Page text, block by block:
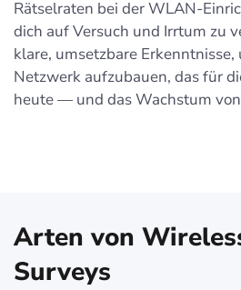
Rätselraten bei der WLAN-
dich auf Versuch und Irrtum zu
klare, umsetzbare
Netzwerk aufzubauen, das für
heute — und das Wachstum
Arten von
Surveys